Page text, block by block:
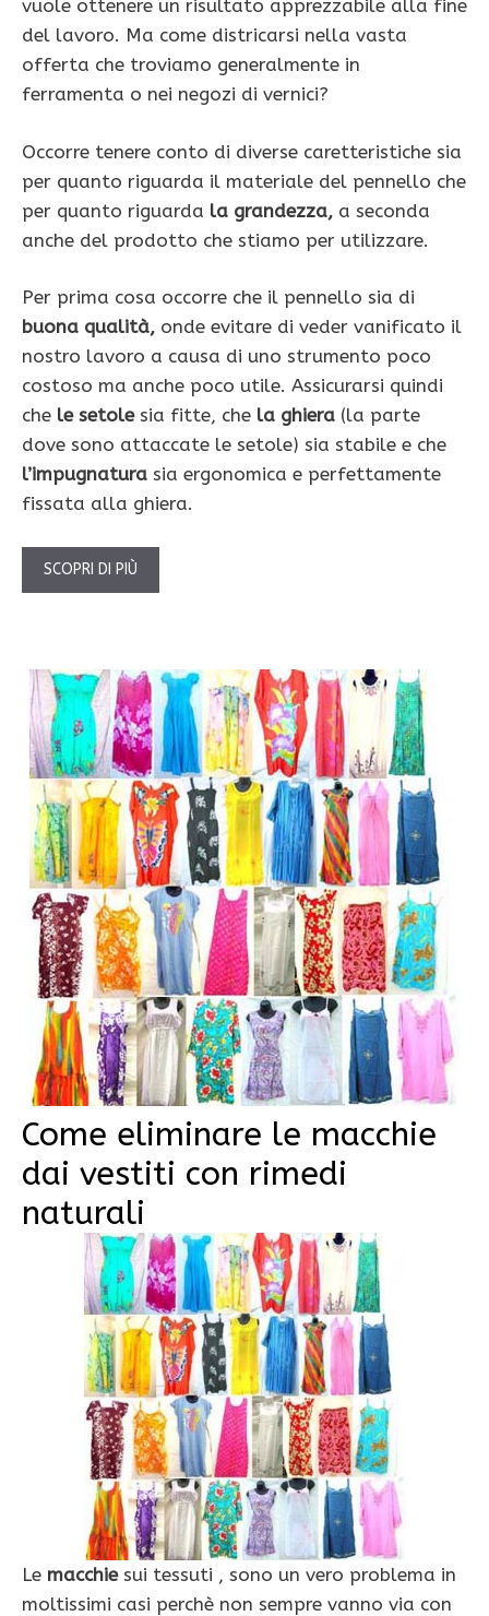
vuole ottenere un risultato apprezzabile alla fine
del lavoro. Ma come districarsi nella vasta
offerta che troviamo generalmente in
ferramenta o nei negozi di vernici?
Occorre tenere conto di diverse caretteristiche sia
per quanto riguarda il materiale del pennello che
per quanto riguarda la grandezza, a seconda
anche del prodotto che stiamo per utilizzare.
Per prima cosa occorre che il pennello sia di
buona qualità, onde evitare di veder vanificato il
nostro lavoro a causa di uno strumento poco
costoso ma anche poco utile. Assicurarsi quindi
che le setolesia fitte, che la ghiera (la parte
dove sono attaccate le setole) sia stabile e che
l’impugnatura sia ergonomica e perfettamente
fissata alla ghiera.
SCOPRI DI PIÙ
Come eliminare le macchie
dai vestiti con rimedi
naturali
Le macchie sui tessuti , sono un vero problema in
moltissimi casi perchè non sempre vanno via con